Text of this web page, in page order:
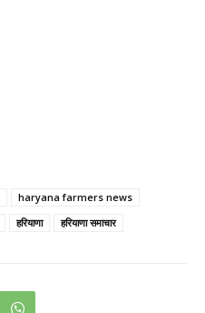
haryana farmers news
हरियाणा हरियाणा समाचार